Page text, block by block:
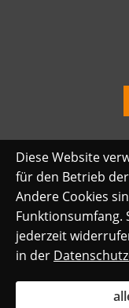
Diese Website
für den Betrieb
Andere Cookies
Funktionsumfang.
jederzeit
in der